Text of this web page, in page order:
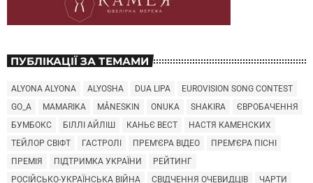
ПУБЛІКАЦІЇ ЗА ТЕМАМИ
ALYONA ALYONA ALYOSHA DUA LIPA
EUROVISION SONG CONTEST
GO_A
MAMARIKA MÅNESKIN ONUKA SHAKIRA
ЄВРОБАЧЕННЯ
БУМБОКС
БІЛЛІ АЙЛІШ КАНЬЄ ВЕСТ
НАСТЯ КАМЕНСКИХ
ТЕЙЛОР СВІФТ
ГАСТРОЛІ ПРЕМ'ЄРА ВІДЕО
ПРЕМ'ЄРА ПІСНІ
ПРЕМІЯ
ПІДТРИМКА УКРАЇНИ
РЕЙТИНГ
РОСІЙСЬКО-УКРАЇНСЬКА ВІЙНА
СВІДЧЕННЯ ОЧЕВИДЦІВ
ЧАРТИ